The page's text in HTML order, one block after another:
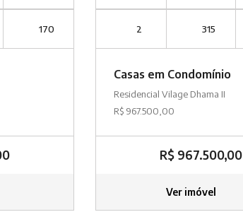
170 2 315
Casas em Condomínio
Residencial Vilage Dhama II
R$ 967.500,00
R$ 967.500,00
Ver imóvel